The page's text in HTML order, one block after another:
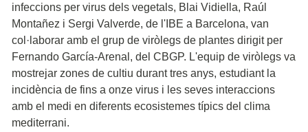
infeccions per virus dels vegetals, Blai Vidiella, Raúl
Montañez i Sergi Valverde, de l'IBE a Barcelona, van
col·laborar amb el grup de viròlegs de plantes dirigit per
Fernando García-Arenal, del CBGP. L'equip de viròlegs va
mostrejar zones de cultiu durant tres anys, estudiant la
incidència de fins a onze virus i les seves interaccions
amb el medi en diferents ecosistemes típics del clima
mediterrani.